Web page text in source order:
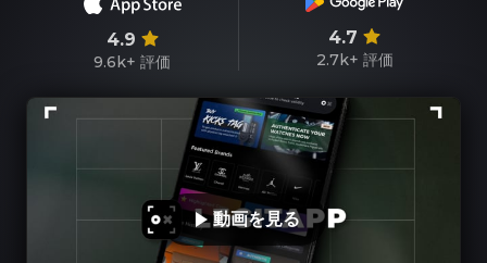
4.9
9.6k+ 評価
4.7
2.7k+ 評価
動画を見る